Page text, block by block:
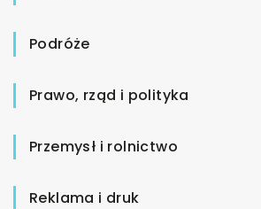
Podróże
Prawo, rząd i polityka
Przemysł i rolnictwo
Reklama i druk